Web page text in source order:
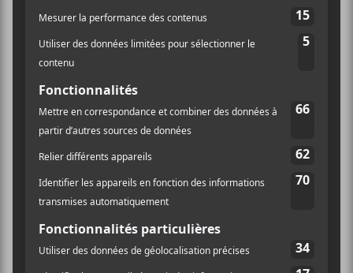
INSCRIPTION À L’INFOLETTRE
Ne manquez pas les dernières
nouvelles!
Abonnez-vous à l’infolettre du Canal
Auditif pour tout savoir de l’actualité